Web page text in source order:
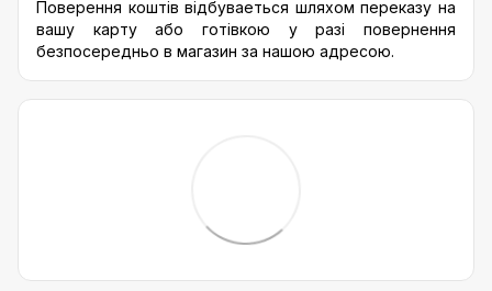
Поверення коштів відбуваеться шляхом переказу на
вашу карту або готівкою у разі повернення
безпосередньо в магазин за нашою адресою.